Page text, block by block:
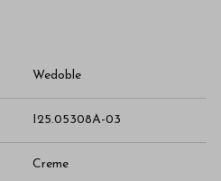
Wedoble
I25.05308A-03
Creme